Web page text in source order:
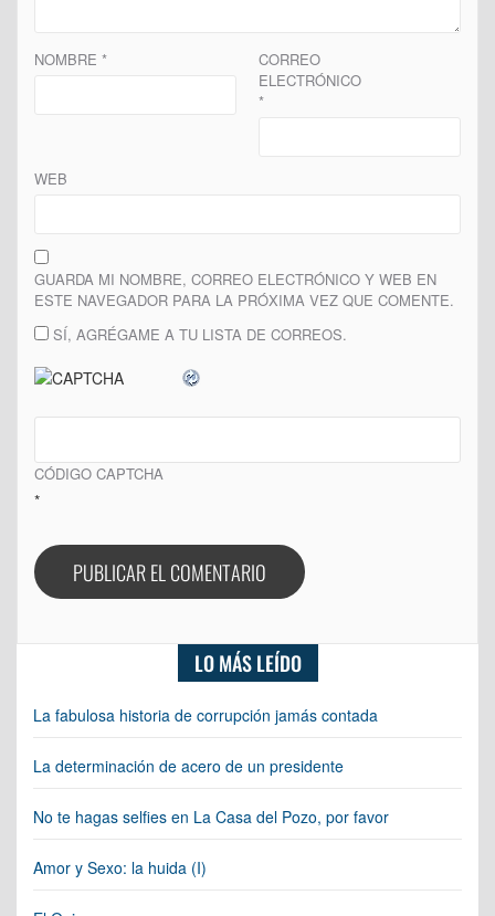
NOMBRE *
CORREO
ELECTRÓNICO
*
WEB
GUARDA MI NOMBRE, CORREO ELECTRÓNICO Y WEB EN
ESTE NAVEGADOR PARA LA PRÓXIMA VEZ QUE COMENTE.
SÍ, AGRÉGAME A TU LISTA DE CORREOS.
CÓDIGO CAPTCHA
*
LO MÁS LEÍDO
La fabulosa historia de corrupción jamás contada
La determinación de acero de un presidente
No te hagas selfies en La Casa del Pozo, por favor
Amor y Sexo: la huida (I)